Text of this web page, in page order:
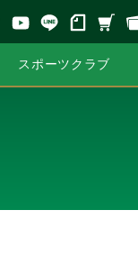
スポーツクラブ